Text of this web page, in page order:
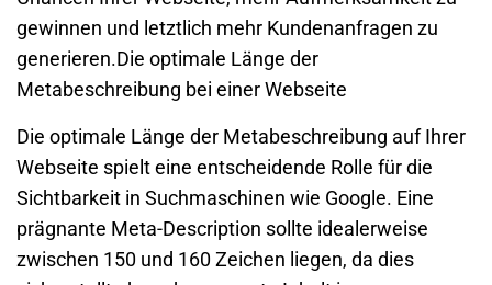
gewinnen und letztlich mehr Kundenanfragen zu
generieren.Die optimale Länge der
Metabeschreibung bei einerWebseite
Die optimale Länge der Metabeschreibung auf Ihrer
Webseite spielt eine entscheidende Rolle für die
Sichtbarkeit in Suchmaschinen wie Google. Eine
prägnante Meta-Description sollte idealerweise
zwischen 150 und 160 Zeichen liegen, da dies